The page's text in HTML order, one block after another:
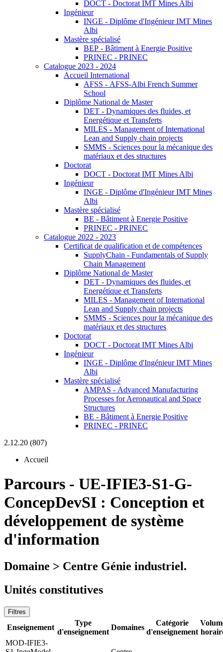
DOCT - Doctorat IMT Mines Albi
Ingénieur
INGE - Diplôme d'Ingénieur IMT Mines
Albi
Mastère spécialisé
BEP - Bâtiment à Energie Positive
PRINEC - PRINEC
Catalogue 2023 - 2024
Accueil International
AFSS - AFSS-Albi French Summer
School
Diplôme National de Master
DET - Dynamiques des fluides, et
Energétique et Transferts
MILES - Management of International
Lean and Supply chain projects
SMMS - Sciences pour la mécanique des
matériaux et des structures
Doctorat
DOCT - Doctorat IMT Mines Albi
Ingénieur
INGE - Diplôme d'Ingénieur IMT Mines
Albi
Mastère spécialisé
BE - Bâtiment à Energie Positive
PRINEC - PRINEC
Catalogue 2022 - 2023
Certificat de qualification et de compétences
SupplyChain - Fundamentals of Supply
Chain Management
Diplôme National de Master
DET - Dynamiques des fluides, et
Energétique et Transferts
MILES - Management of International
Lean and Supply chain projects
SMMS - Sciences pour la mécanique des
matériaux et des structures
Doctorat
DOCT - Doctorat IMT Mines Albi
Ingénieur
INGE - Diplôme d'Ingénieur IMT Mines
Albi
Mastère spécialisé
AMPAS - Advanced Manufacturing
Processes for Aeronautical and Space
Structures
BE - Bâtiment à Energie Positive
PRINEC - PRINEC
2.12.20 (807)
Accueil
Parcours - UE-IFIE3-S1-G-
ConcepDevSI : Conception et
développement de système
d'information
Domaine > Centre Génie industriel.
Unités constitutives
Filtres
Enseignement
Type
d'enseignement
Domaines
Catégorie
d'enseignement
MOD-IFIE3-